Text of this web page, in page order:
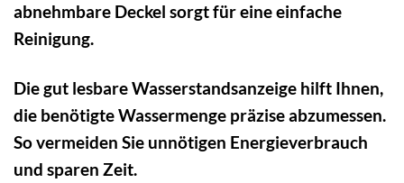
abnehmbare Deckel sorgt für eine einfache
Reinigung.
Die gut lesbare Wasserstandsanzeige hilft Ihnen,
die benötigte Wassermenge präzise abzumessen.
So vermeiden Sie unnötigen Energieverbrauch
und sparen Zeit.